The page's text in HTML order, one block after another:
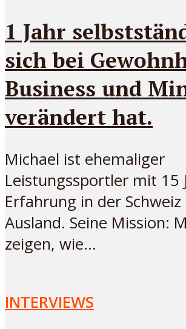
1 Jahr
sich bei
Business und
verändert hat.
Michael ist ehemaliger
Leistungssportler mit 15
Erfahrung in der
Ausland. Seine Mission:
zeigen, wie...
INTERVIEWS